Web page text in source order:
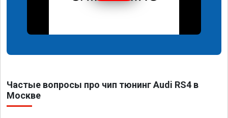
Частые вопросы про чип тюнинг Audi RS4 в
Москве